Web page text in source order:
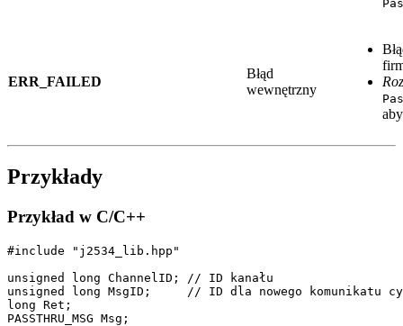
ERR_FAILED
Błąd
wewnętrzny
Przykłady
Przykład w C/C++
#include "j2534_lib.hpp"
unsigned long ChannelID; // ID kanału
unsigned long MsgID;     // ID dla nowego komunikatu
long Ret;
PASSTHRU_MSG Msg;